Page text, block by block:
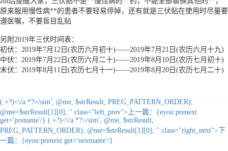
原来服用慢性病**的患者不要轻易停掉，还有就是三伏贴在使用时尽量要
遵医嘱，不要盲目乱贴
另附2019年三伏时间表：
初伏：2019年7月12日(农历六月初十)——2019年7月21日(农历六月十九)
中伏：2019年7月22日(农历六月二十)——2019年8月10日(农历七月初十)
末伏：2019年8月11日(农历七月十一)——2019年8月20日(农历七月二十)
(.+?)<\/a.*?>/sim', @me, $strResult, PREG_PATTERN_ORDER);
@me=$strResult[1][0]; " class="left_prev"> 上一篇： {eyou:prenext
get='prename'/} (.+?)<\/a.*?>/sim', @me, $strResult,
PREG_PATTERN_ORDER); @me=$strResult[1][0]; " class="right_next"> 下
一篇： {eyou:prenext get='nextname'/}